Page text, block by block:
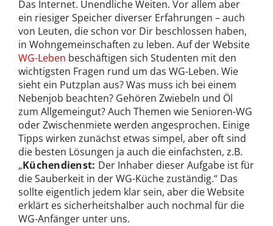
Das Internet. Unendliche Weiten. Vor allem aber
ein riesiger Speicher diverser Erfahrungen – auch
von Leuten, die schon vor Dir beschlossen haben,
in Wohngemeinschaften zu leben. Auf der Website
WG-Leben beschäftigen sich Studenten mit den
wichtigsten Fragen rund um das WG-Leben. Wie
sieht ein Putzplan aus? Was muss ich bei einem
Nebenjob beachten? Gehören Zwiebeln und Öl
zum Allgemeingut? Auch Themen wie Senioren-WG
oder Zwischenmiete werden angesprochen. Einige
Tipps wirken zunächst etwas simpel, aber oft sind
die besten Lösungen ja auch die einfachsten, z.B.
„Küchendienst: Der Inhaber dieser Aufgabe ist für
die Sauberkeit in der WG-Küche zuständig.“ Das
sollte eigentlich jedem klar sein, aber die Website
erklärt es sicherheitshalber auch nochmal für die
WG-Anfänger unter uns.